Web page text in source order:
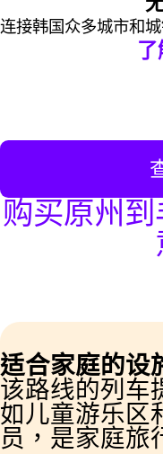
连接韩国众多城市和
购买原州
适合家庭的设
该路线的列车
如儿童游乐区
员，是家庭旅